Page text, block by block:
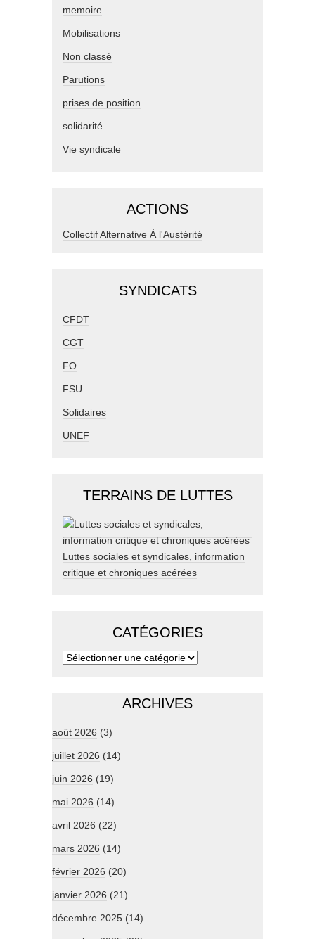
memoire
Mobilisations
Non classé
Parutions
prises de position
solidarité
Vie syndicale
ACTIONS
Collectif Alternative À l'Austérité
SYNDICATS
CFDT
CGT
FO
FSU
Solidaires
UNEF
TERRAINS DE LUTTES
Luttes sociales et syndicales, information
critique et chroniques acérées
CATÉGORIES
ARCHIVES
août 2026 (3)
juillet 2026 (14)
juin 2026 (19)
mai 2026 (14)
avril 2026 (22)
mars 2026 (14)
février 2026 (20)
janvier 2026 (21)
décembre 2025 (14)